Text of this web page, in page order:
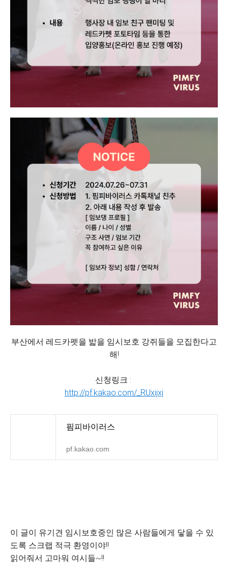
부산에서 레드카펫을 밟을 임시보호 강쥐들을 모집한다고
해!
신청링크 :
http://pf.kakao.com/_RUxijxj
핌피바이러스
pf.kakao.com
이 글이 유기견 임시보호중인 많은 사람들에게 닿을 수 있
도록 스크랩 적극 환영이야!!
읽어줘서 고마워 여시들~!!